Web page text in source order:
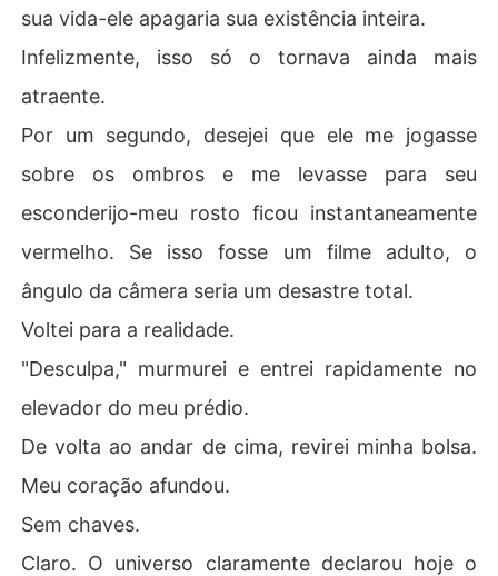
sua vida-ele apagaria sua existência inteira.
Infelizmente, isso só o tornava ainda mais
atraente.
Por um segundo, desejei que ele me jogasse
sobre os ombros e me levasse para seu
esconderijo-meu rosto ficou instantaneamente
vermelho. Se isso fosse um filme adulto, o
ângulo da câmera seria um desastre total.
Voltei para a realidade.
"Desculpa," murmurei e entrei rapidamente no
elevador do meu prédio.
De volta ao andar de cima, revirei minha bolsa.
Meu coração afundou.
Sem chaves.
Claro. O universo claramente declarou hoje o